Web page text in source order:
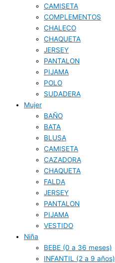
CAMISETA
COMPLEMENTOS
CHALECO
CHAQUETA
JERSEY
PANTALON
PIJAMA
POLO
SUDADERA
Mujer
BAÑO
BATA
BLUSA
CAMISETA
CAZADORA
CHAQUETA
FALDA
JERSEY
PANTALON
PIJAMA
VESTIDO
Niña
BEBE (0 a 36 meses)
INFANTIL (2 a 9 años)